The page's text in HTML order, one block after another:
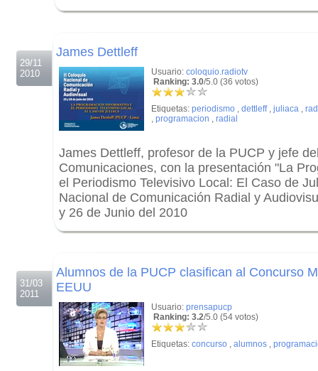
29/11
2010
James Dettleff
Usuario: coloquio.radiotv
Ranking: 3.0/5.0 (36 votos)
Etiquetas: periodismo , dettleff, juliaca ,
, programacion , radial
James Dettleff, profesor de la PUCP y jefe
Comunicaciones, con la presentación "La
el Periodismo Televisivo Local: El Caso de
Nacional de Comunicación Radial y
y 26 de Junio del 2010
31/03
2011
Alumnos de la PUCP clasifican al Concurso
EEUU
Usuario: prensapucp
Ranking: 3.2/5.0 (54 votos)
Etiquetas: concurso , alumnos ,